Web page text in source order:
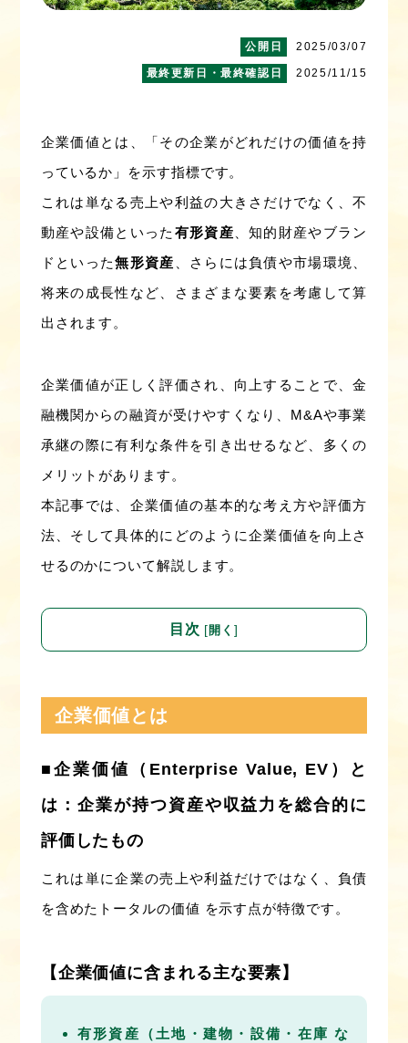
2025/03/07
2025/11/15
企業価値とは、「その企業がどれだけの価値を持
っているか」を示す指標です。
これは単なる売上や利益の大きさだけでなく、不
動産や設備といった 有形資産 、知的財産やブラン
ドといった無形資産 、さらには負債や市場環境、
将来の成長性など、さまざまな要素を考慮して算
出されます。
企業価値が正しく評価され、向上することで、金
融機関からの融資が受けやすくなり、M&Aや事業
承継の際に有利な条件を引き出せるなど、多くの
メリットがあります。
本記事では、企業価値の基本的な考え方や評価方
法、そして具体的にどのように企業価値を向上さ
せるのかについて解説します。
目次 [ 開く]
企業価値とは
■企業価値（Enterprise Value, EV）と
は：企業が持つ資産や収益力を総合的に
評価したもの
これは単に企業の売上や利益だけではなく、負債
を含めたトータルの価値 を示す点が特徴です。
【企業価値に含まれる主な要素】
有形資産（土地・建物・設備・在庫 な